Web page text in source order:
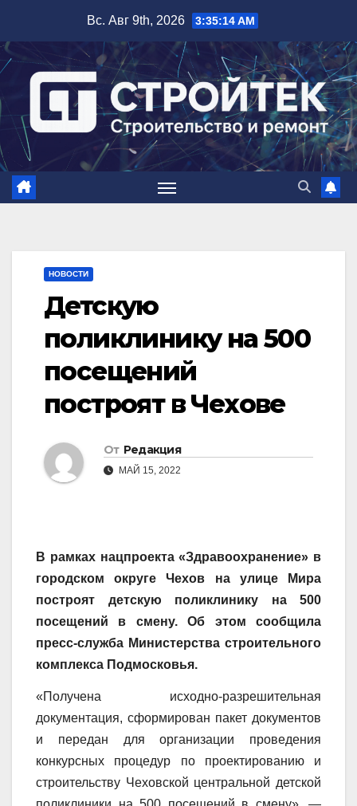
содержимому
Вс. Авг 9th, 2026 3:35:15 AM
НОВОСТИ
Детскую
поликлинику на 500
посещений
построят в Чехове
От Редакция
МАЙ 15, 2022
В рамках нацпроекта «Здравоохранение» в
городском округе Чехов на улице Мира
построят детскую поликлинику на 500
посещений в смену. Об этом сообщила
пресс-служба Министерства строительного
комплекса Подмосковья.
«Получена исходно-разрешительная
документация, сформирован пакет документов
и передан для организации проведения
конкурсных процедур по проектированию и
строительству Чеховской центральной детской